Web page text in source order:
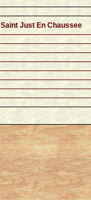
Saint Just En Chaussee